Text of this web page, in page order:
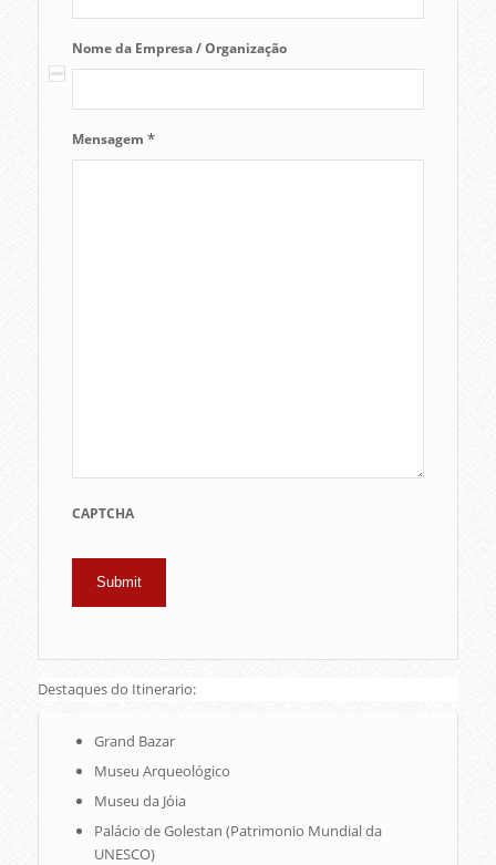
Nome da Empresa / Organização
Mensagem *
CAPTCHA
Destaques do Itinerario:
Grand Bazar
Museu Arqueológico
Museu da Jóia
Palácio de Golestan (Patrimonio Mundial da
UNESCO)